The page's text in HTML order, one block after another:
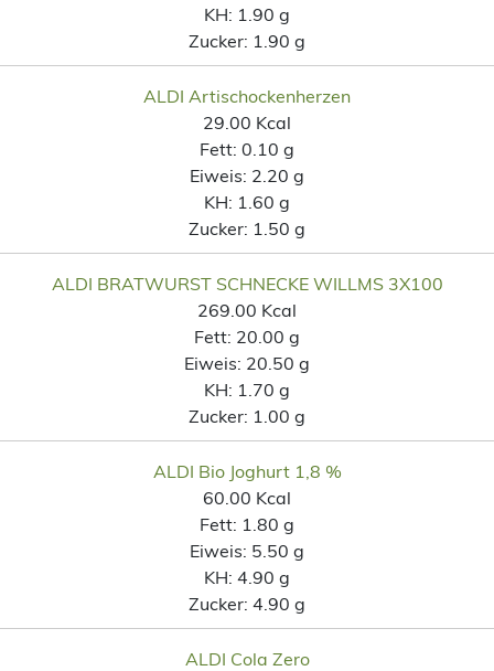
KH: 1.90 g
Zucker: 1.90 g
ALDI Artischockenherzen
29.00 Kcal
Fett: 0.10 g
Eiweis: 2.20 g
KH: 1.60 g
Zucker: 1.50 g
ALDI BRATWURST SCHNECKE WILLMS 3X100
269.00 Kcal
Fett: 20.00 g
Eiweis: 20.50 g
KH: 1.70 g
Zucker: 1.00 g
ALDI Bio Joghurt 1,8 %
60.00 Kcal
Fett: 1.80 g
Eiweis: 5.50 g
KH: 4.90 g
Zucker: 4.90 g
ALDI Cola Zero